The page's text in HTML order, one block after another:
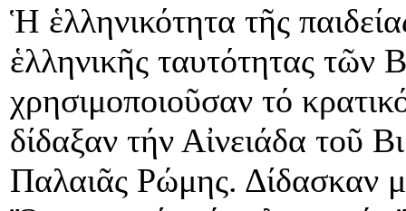
Ἡ ἑλληνικότητα τῆς
ἑλληνικῆς ταυτότητας τῶν
χρησιμοποιοῦσαν τό
δίδαξαν τήν Αἰνειάδα τοῦ
Παλαιᾶς Ρώμης. Δίδασκαν